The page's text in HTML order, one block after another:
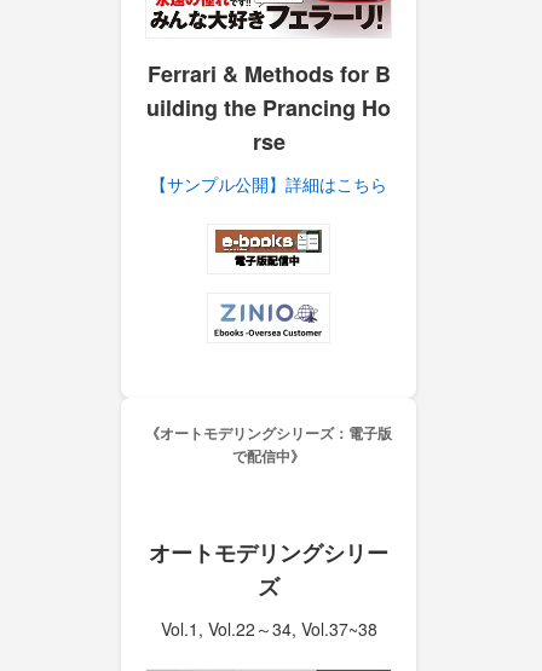
Ferrari & Methods for B
uilding the Prancing Ho
rse
【サンプル公開】詳細はこちら
《オートモデリングシリーズ：電子版
で配信中》
オートモデリングシリー
ズ
Vol.1, Vol.22～34, Vol.37~38